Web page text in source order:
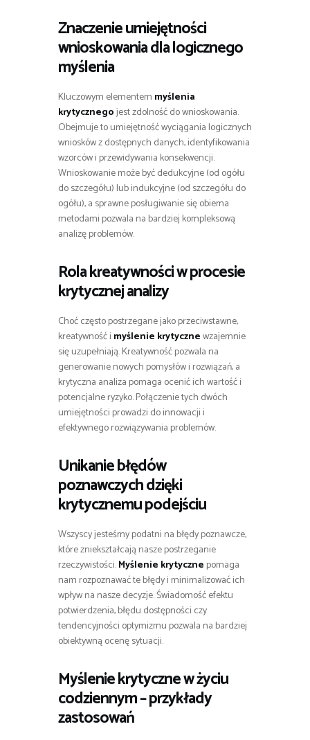
Znaczenie umiejętności
wnioskowania dla logicznego
myślenia
Kluczowym elementem myślenia
krytycznegojest zdolność do wnioskowania.
Obejmuje to umiejętność wyciągania logicznych
wniosków z dostępnych danych, identyfikowania
wzorców i przewidywania konsekwencji.
Wnioskowanie może być dedukcyjne (od ogółu
do szczegółu) lub indukcyjne (od szczegółu do
ogółu), a sprawne posługiwanie się obiema
metodami pozwala na bardziej kompleksową
analizę problemów.
Rola kreatywności w procesie
krytycznej analizy
Choć często postrzegane jako przeciwstawne,
kreatywność i myślenie krytycznewzajemnie
się uzupełniają. Kreatywność pozwala na
generowanie nowych pomysłów i rozwiązań, a
krytyczna analiza pomaga ocenić ich wartość i
potencjalne ryzyko. Połączenie tych dwóch
umiejętności prowadzi do innowacji i
efektywnego rozwiązywania problemów.
Unikanie błędów
poznawczych dzięki
krytycznemu podejściu
Wszyscy jesteśmy podatni na błędy poznawcze,
które zniekształcają nasze postrzeganie
rzeczywistości.Myślenie krytyczne pomaga
nam rozpoznawać te błędy i minimalizować ich
wpływ na nasze decyzje. Świadomość efektu
potwierdzenia, błędu dostępności czy
tendencyjności optymizmu pozwala na bardziej
obiektywną ocenę sytuacji.
Myślenie krytycznew życiu
codziennym – przykłady
zastosowań